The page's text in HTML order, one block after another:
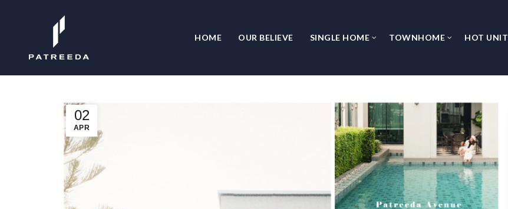
HOME OUR BELIEVE SINGLE HOME TOWNHOME HOT UNIT
02
APR